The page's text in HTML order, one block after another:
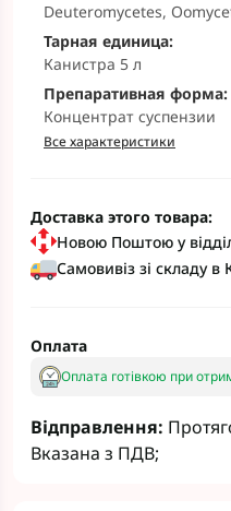
Deuteromycetes,
Тарная единица:
Канистра 5 л
Препаративная форма:
Концентрат суспензии
Все характеристики
Доставка этого товара:
Новою Поштою у
Самовивіз зі складу
Оплата
Оплата готівкою при
Відправлення:
Вказана з ПДВ;